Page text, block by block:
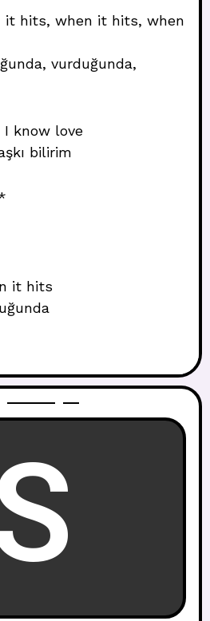
it hits, when it hits, when
vurduğunda,
I know love
bilirim
it hits